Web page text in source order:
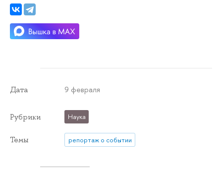
Дата 9 февраля
Рубрики Наука
Темы репортаж о событии